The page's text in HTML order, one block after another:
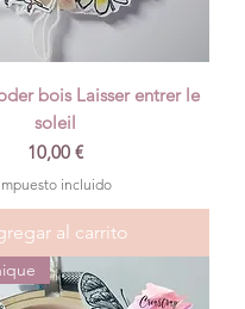
bois Laisser entrer le
soleil
Precio
10,00 €
Impuesto incluido
al carrito